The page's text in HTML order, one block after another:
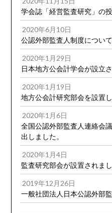
学会誌「経営監査研究」の
2020年6月10日
公認外部監査人制度について
2020年1月29日
日本地方公会計学会が設立さ
2020年1月19日
地方公会計研究部会を設置し
2020年1月6日
全国公認外部監査人連絡会
出しました。
2020年1月4日
監査研究部会が設置されまし
2019年12月26日
一般社団法人日本公認外部